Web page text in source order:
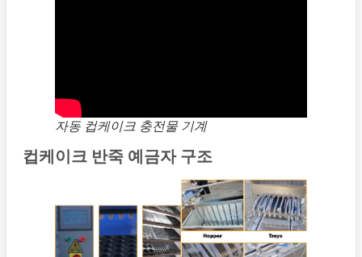
자동 컵케이크 충전물 기계
컵케이크 반죽 예금자 구조